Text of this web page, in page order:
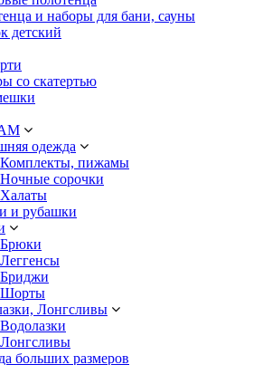
и наборы для бани, сауны
детский
со скатертью
одежда
Комплекты, пижамы
Ночные сорочки
Халаты
и рубашки
Брюки
Леггенсы
Бриджи
Шорты
Лонгсливы
Водолазки
Лонгсливы
больших размеров